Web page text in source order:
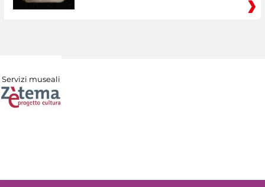
Servizi museali